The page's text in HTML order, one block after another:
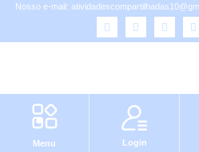
Nosso e-mail:
Menu Login